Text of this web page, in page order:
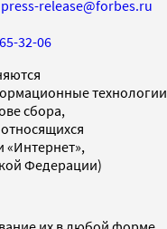
press-release@forbes.ru
32-06
технологии
сбора,
«Интернет»,
Федерации)